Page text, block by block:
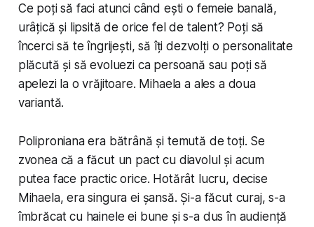
Ce poți să faci atunci când ești o femeie banală,
urâțică și lipsită de orice fel de talent? Poți să
încerci să te îngrijești, să îți dezvolți o personalitate
plăcută și să evoluezi ca persoană sau poți să
apelezi la o vrăjitoare. Mihaela a ales a doua
variantă.
Poliproniana era bătrână și temută de toți. Se
zvonea că a făcut un pact cu diavolul și acum
putea face practic orice. Hotărât lucru, decise
Mihaela, era singura ei șansă. Și-a făcut curaj, s-a
îmbrăcat cu hainele ei bune și s-a dus în audiență